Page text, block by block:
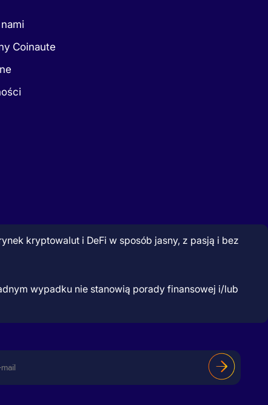
Coinaute
kryptowalut i DeFi w sposób jasny, z pasją i bez
wypadku nie stanowią porady finansowej i/lub